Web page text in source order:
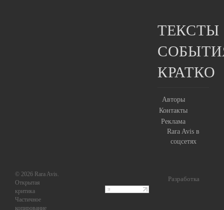
ТЕКСТЫ
КРАТКО
Авторы
Контакты
Реклама
Rara Avis в
соцсетях
Разработка
© 2026 Rara Avis.
Открытая
критика
Частичное
копирование